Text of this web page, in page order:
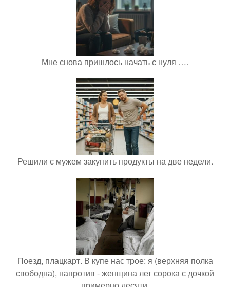
Мне снова пришлось начать с нуля ….
Решили с мужем закупить продукты на две недели.
Поезд, плацкарт. В купе нас трое: я (верхняя полка
свободна), напротив - женщина лет сорока с дочкой